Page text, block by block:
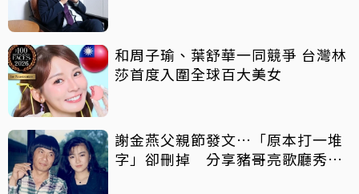
和周子瑜、葉舒華一同競爭 台灣林
莎首度入圍全球百大美女
謝金燕父親節發文…「原本打一堆
字」卻刪掉 分享豬哥亮歌廳秀歌